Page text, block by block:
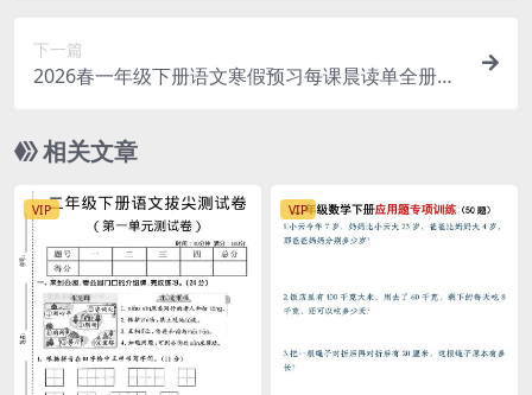
下一篇
2026春一年级下册语文寒假预习每课晨读单全册同
相关文章
VIP VIP